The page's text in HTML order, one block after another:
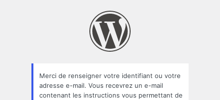
oublié
Merci de renseigner votre identifiant ou votre
adresse e-mail. Vous recevrez un e-mail
contenant les instructions vous permettant de